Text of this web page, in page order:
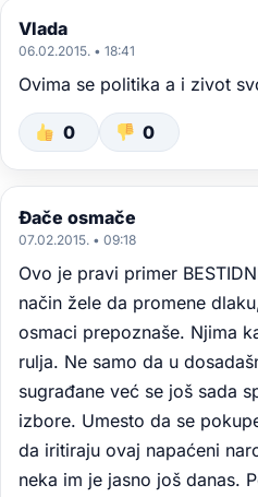
Vlada
06.02.2015. • 18:41
Ovima se politika a i zivot
0 0
Đače osmače
07.02.2015. • 09:18
Ovo je pravi primer
način žele da promene
osmaci prepoznaše. Njima
rulja. Ne samo da u
sugrađane već se još sada
izbore. Umesto da se
da iritiraju ovaj napaćeni
neka im je jasno još danas.